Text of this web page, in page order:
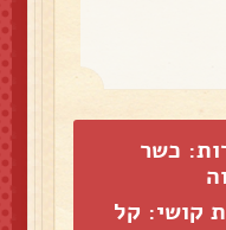
כשר
קושי: קל